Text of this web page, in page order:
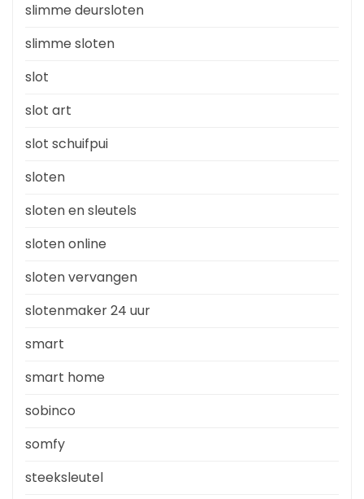
slimme deursloten
slimme sloten
slot
slot art
slot schuifpui
sloten
sloten en sleutels
sloten online
sloten vervangen
slotenmaker 24 uur
smart
smart home
sobinco
somfy
steeksleutel